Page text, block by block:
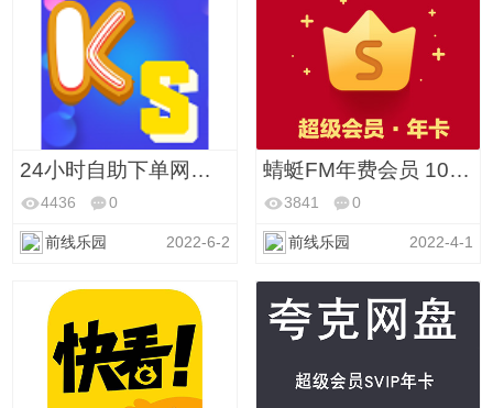
24小时自助下单网站,快手点赞业务购买 - 刷快手双击网站
4436 0
前线乐园 2022-6-2
蜻蜓FM年费会员 10 元
3841 0
前线乐园 2022-4-1